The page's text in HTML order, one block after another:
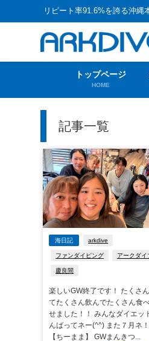
リピート率91.6%を誇る沖縄
トップページ
HOME
記事一覧
海日記 arkdive
ファンダイビング アークダイ
慶良間
楽しいGW終了です！ たくさ
てたくさん飲んでたくさん食
せました！！ みんなダイエッ
んばってネー(^^) また７月ネ！
【ちーまま】 GWまんきつ...